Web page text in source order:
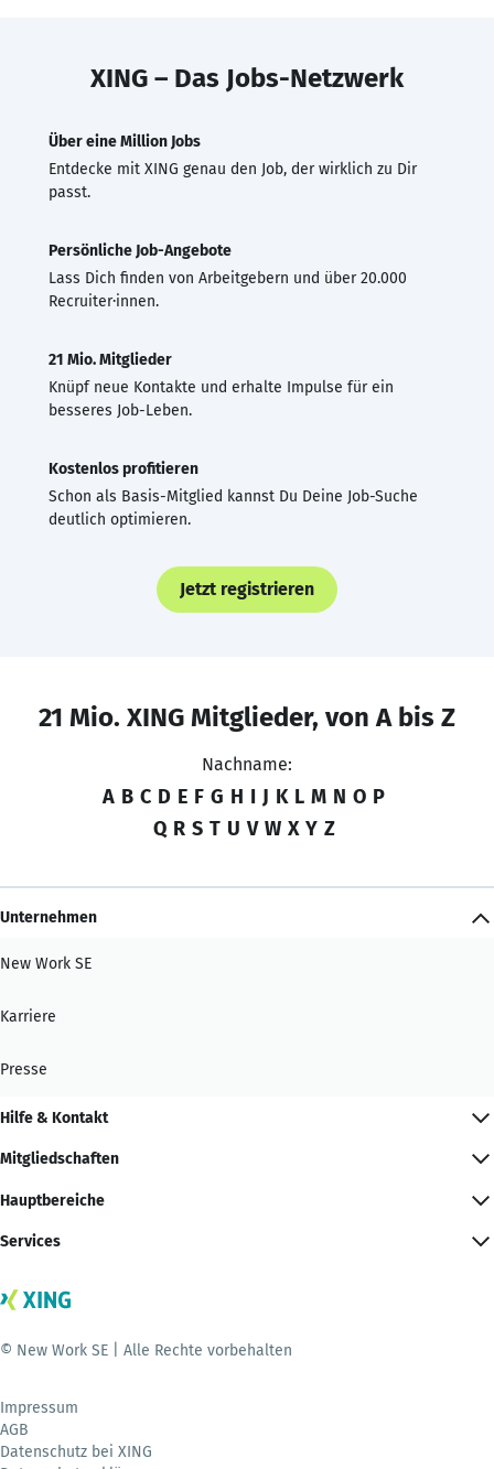
XING – Das Jobs-Netzwerk
Über eine Million Jobs
Entdecke mit XING genau den Job, der wirklich zu Dir
passt.
Persönliche Job-Angebote
Lass Dich finden von Arbeitgebern und über 20.000
Recruiter·innen.
21 Mio. Mitglieder
Knüpf neue Kontakte und erhalte Impulse für ein
besseres Job-Leben.
Kostenlos profitieren
Schon als Basis-Mitglied kannst Du Deine Job-Suche
deutlich optimieren.
Jetzt registrieren
21 Mio. XING Mitglieder, von A bis Z
Nachname:
A B C D E F G H I J K L M N O P
Q R S T U V W X Y Z
Unternehmen
New Work SE
Karriere
Presse
Hilfe & Kontakt
Mitgliedschaften
Hauptbereiche
Services
© New Work SE | Alle Rechte vorbehalten
Impressum
AGB
Datenschutz bei XING